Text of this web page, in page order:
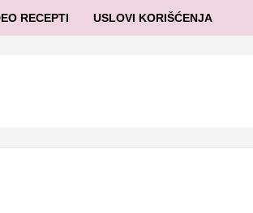
RECEPTI USLOVI KORIŠĆENJA